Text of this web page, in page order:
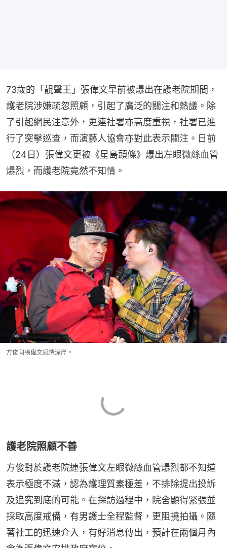
73歲的「靚聲王」張偉文早前被爆出在護老院期間，
護老院涉嫌疏忽照顧，引起了廣泛的關注和熱議。除
了引起網民注意外，更連社署亦高度重視，社署已進
行了突擊巡查，而演藝人協會亦對此表示關注。日前
（24日）張偉文更被《星島頭條》爆出左眼微絲血管
爆烈，而護老院竟然不知情。
方俊同張偉文感情深厚。
護老院照顧不善
方俊對於護老院連張偉文左眼微絲血管爆烈都不知道
表示極度不滿，認為護理質素極差，不排除提出投訴
及追究到底的可能。在探訪過程中，院舍顯得緊張並
採取高度戒備，有男護士全程監督，更阻撓拍攝。隨
著社工的迅速介入，有好消息傳出，預計在兩個月內